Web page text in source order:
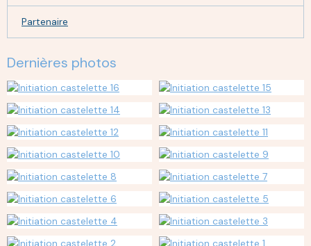
Partenaire
Dernières photos